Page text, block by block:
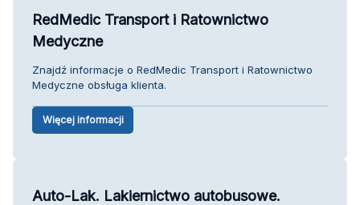
RedMedic Transport i Ratownictwo
Medyczne
Znajdź informacje o RedMedic Transport i Ratownictwo
Medyczne obsługa klienta.
Więcej informacji
Auto-Lak. Lakiernictwo autobusowe.